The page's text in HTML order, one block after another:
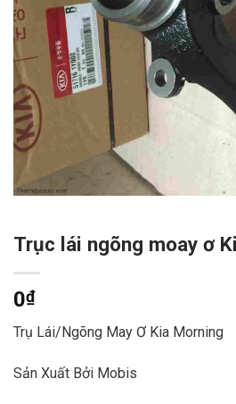
Trục lái ngõng moay ơ
0₫
Trụ Lái/ngõng May Ơ Kia Morning
Sản Xuất Bởi Mobis